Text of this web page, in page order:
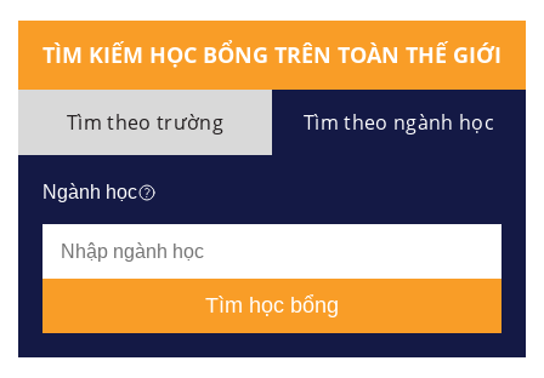
TÌM KIẾM HỌC BỔNG TRÊN TOÀN THẾ GIỚI
Tìm theo trường Tìm theo ngành học
Ngành học
Tìm học bổng